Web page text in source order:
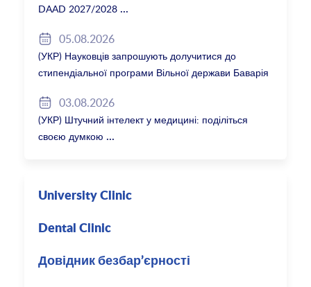
DAAD 2027/2028
05.08.2026
(УКР) Науковців запрошують долучитися до
стипендіальної програми Вільної держави Баварія
03.08.2026
(УКР) Штучний інтелект у медицині: поділіться
своєю думкою
University Clinic
Dental Clinic
Довідник безбар’єрності